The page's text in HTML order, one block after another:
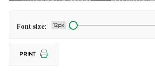
Font size: 12px
PRINT